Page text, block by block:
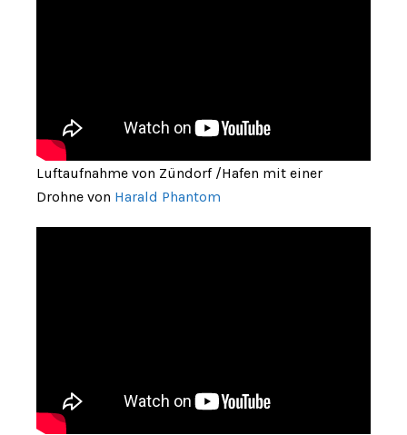
Luftaufnahme von Zündorf /Hafen mit einer
Drohne von Harald Phantom